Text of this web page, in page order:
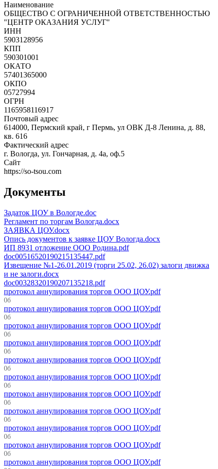
Наименование
ОБЩЕСТВО С ОГРАНИЧЕННОЙ ОТВЕТСТВЕННОСТЬЮ
"ЦЕНТР ОКАЗАНИЯ УСЛУГ"
ИНН
5903128956
КПП
590301001
ОКАТО
57401365000
ОКПО
05727994
ОГРН
1165958116917
Почтовый адрес
614000, Пермский край, г Пермь, ул ОВК Д-8 Ленина, д. 88,
кв. 616
Фактический адрес
г. Вологда, ул. Гончарная, д. 4а, оф.5
Сайт
https://so-tsou.com
Документы
Задаток ЦОУ в Вологде.doc
Регламент по торгам Вологда.docx
ЗАЯВКА ЦОУ.docx
Опись документов к заявке ЦОУ Вологда.docx
ИП 8931 отложение ООО Родина.pdf
doc00516520190215135447.pdf
Извещение №1-26.01.2019 (торги 25.02, 26.02) залоги движка
и не залоги.docx
doc00328320190207135218.pdf
протокол аннулирования торгов ООО ЦОУ.pdf
0б
протокол аннулирования торгов ООО ЦОУ.pdf
0б
протокол аннулирования торгов ООО ЦОУ.pdf
0б
протокол аннулирования торгов ООО ЦОУ.pdf
0б
протокол аннулирования торгов ООО ЦОУ.pdf
0б
протокол аннулирования торгов ООО ЦОУ.pdf
0б
протокол аннулирования торгов ООО ЦОУ.pdf
0б
протокол аннулирования торгов ООО ЦОУ.pdf
0б
протокол аннулирования торгов ООО ЦОУ.pdf
0б
протокол аннулирования торгов ООО ЦОУ.pdf
0б
протокол аннулирования торгов ООО ЦОУ.pdf